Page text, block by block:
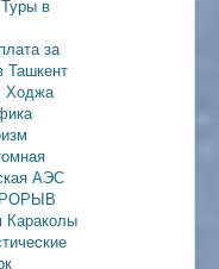
Туры в
за
Ташкент
Ходжа
АЭС